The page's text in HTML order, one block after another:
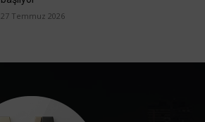
27 Temmuz 2026